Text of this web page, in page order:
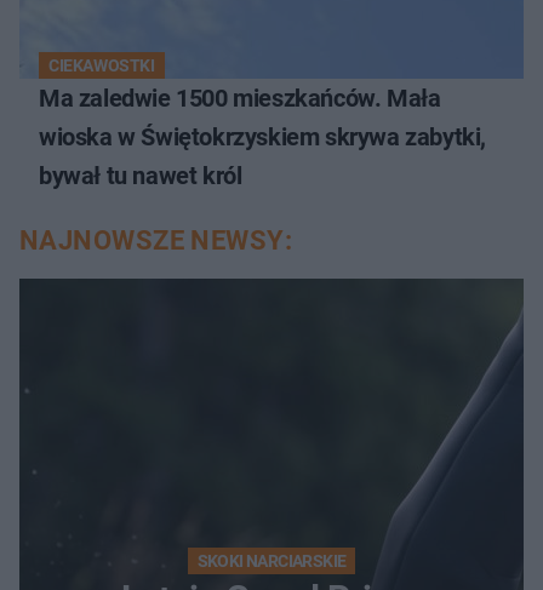
CIEKAWOSTKI
Ma zaledwie 1500 mieszkańców. Mała
wioska w Świętokrzyskiem skrywa zabytki,
bywał tu nawet król
NAJNOWSZE NEWSY:
SKOKI NARCIARSKIE